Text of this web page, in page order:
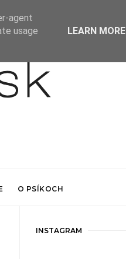
O PSÍKOCH
INSTAGRAM
agent
usage
LEARN MORE